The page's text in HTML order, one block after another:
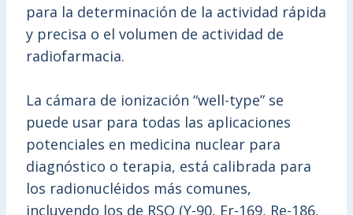
para la determinación de la actividad rápida
y precisa o el volumen de actividad de
radiofarmacia.
La cámara de ionización “well-type” se
puede usar para todas las aplicaciones
potenciales en medicina nuclear para
diagnóstico o terapia, está calibrada para
los radionucléidos más comunes,
incluyendo los de RSO (Y-90, Er-169, Re-186,